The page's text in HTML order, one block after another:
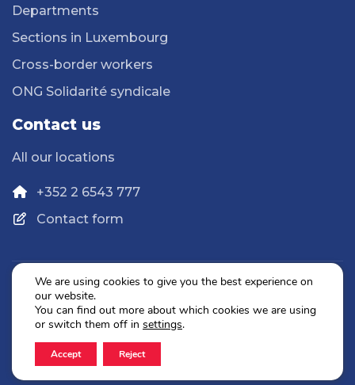
Departments
Sections in Luxembourg
Cross-border workers
ONG Solidarité syndicale
Contact us
All our locations
+352 2 6543 777
Contact form
Legal Notice
2026 © OGBL. All rights reserved.
We are using cookies to give you the best experience on
our website.
You can find out more about which cookies we are using
or switch them off in settings.
Accept Reject